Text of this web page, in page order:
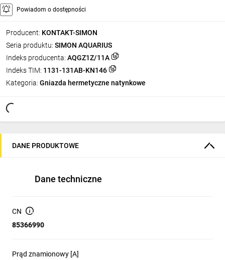
Producent: KONTAKT-SIMON
Seria produktu: SIMON AQUARIUS
Indeks producenta: AQGZ1Z/11A
Indeks TIM: 1131-131AB-KN146
Kategoria: Gniazda hermetyczne natynkowe
Powiadom o dostępności
DANE PRODUKTOWE
Dane techniczne
CN
85366990
Prąd znamionowy [A]